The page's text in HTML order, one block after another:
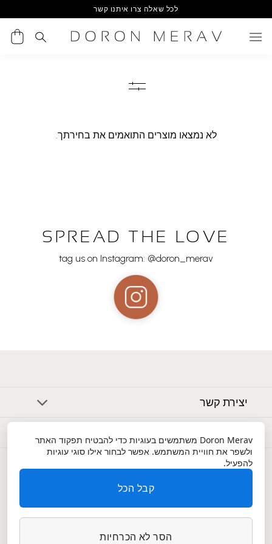
to
content
לכל שאלה צרו איתנו קשר
לא נמצאו מוצרים התואמים את בחירתך.
SPREAD THE LOVE
tag us on Instagram: @doron_merav
יצירת קשר
שירות לקוחות
Doron Merav משתמשים בעוגיות כדי להבטיח תפקוד האתר
ולשפר את חוויית המשתמש. אפשר לבחור אילו סוגי עוגיות
להפעיל.
קבל הכל
הסר לא הכרחיות